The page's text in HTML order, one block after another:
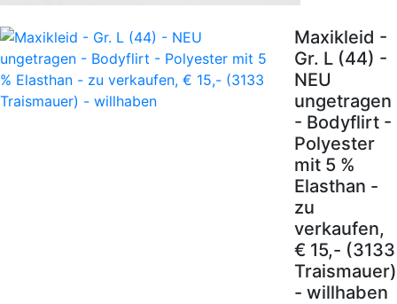
Maxikleid -
Gr. L (44) -
NEU
ungetragen
- Bodyflirt -
Polyester
mit 5 %
Elasthan -
zu
verkaufen,
€ 15,- (3133
Traismauer)
- willhaben